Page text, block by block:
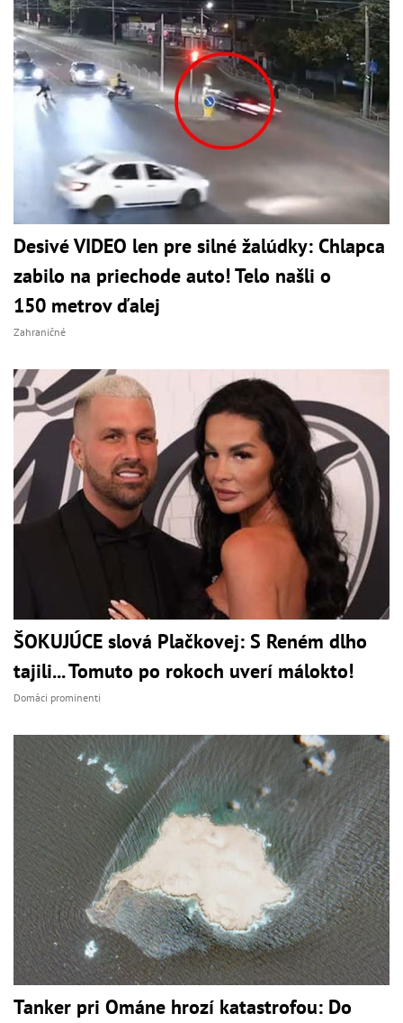
Desivé VIDEO len pre silné žalúdky: Chlapca
zabilo na priechode auto! Telo našli o
150 metrov ďalej
Zahraničné
ŠOKUJÚCE slová Plačkovej: S Reném dlho
tajili... Tomuto po rokoch uverí málokto!
Domáci prominenti
Tanker pri Ománe hrozí katastrofou: Do